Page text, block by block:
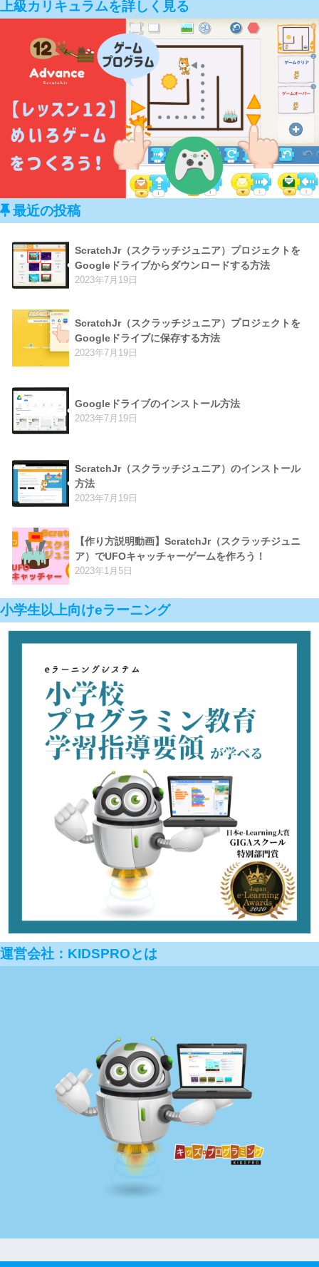
上級カリキュラムを詳しく見る
最近の投稿
ScratchJr（スクラッチジュニア）プロジェクトを
Googleドライブからダウンロードする方法
2023年7月19日
ScratchJr（スクラッチジュニア）プロジェクトを
Googleドライブに保存する方法
2023年7月19日
Googleドライブのインストール方法
2023年7月19日
ScratchJr（スクラッチジュニア）のインストール
方法
2023年7月19日
【作り方説明動画】ScratchJr（スクラッチジュニ
ア）でUFOキャッチャーゲームを作ろう！
2023年1月5日
小学生以上向けeラーニング
運営会社：KIDSPROとは